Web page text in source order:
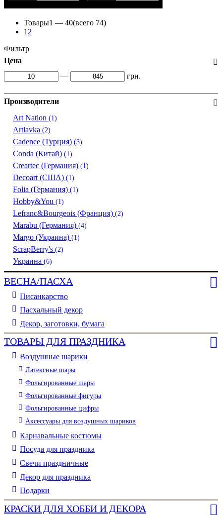
Товары1 — 40(всего 74)
1 2
Фильтр
Цена
—
грн.
Производители
Art Nation (1)
Artlavka (2)
Cadence (Турция) (3)
Conda (Китай) (1)
Creartec (Германия) (1)
Decoart (США) (1)
Folia (Германия) (1)
Hobby&You (1)
Lefranc&Bourgeois (Франция) (2)
Marabu (Германия) (4)
Margo (Украина) (1)
ScrapBerry's (2)
Украина (6)
ВЕСНА/ПАСХА
Писанкарство
Пасхальный декор
Декор, заготовки, бумага
ТОВАРЫ ДЛЯ ПРАЗДНИКА
Воздушные шарики
Латексные шары
Фольгированные шары
Фольгированные фигуры
Фольгированные цифры
Аксессуары для воздушных шариков
Карнавальные костюмы
Посуда для праздника
Свечи праздничные
Декор для праздника
Подарки
КРАСКИ ДЛЯ ХОББИ И ДЕКОРА